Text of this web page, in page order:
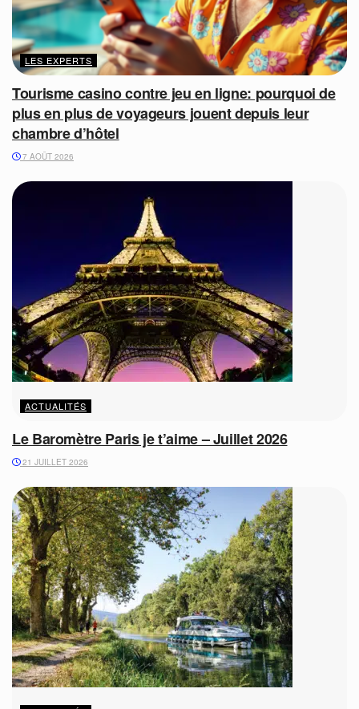
LES EXPERTS
Tourisme casino contre jeu en ligne: pourquoi de
plus en plus de voyageurs jouent depuis leur
chambre d’hôtel
7 AOÛT 2026
ACTUALITÉS
Le Baromètre Paris je t’aime – Juillet 2026
21 JUILLET 2026